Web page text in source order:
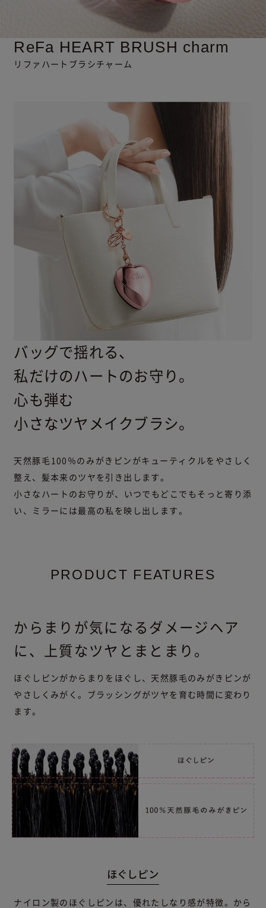
ReFa HEART BRUSH charm
リファハートブラシチャーム
バッグで揺れる、
私だけのハートのお守り。
心も弾む
小さなツヤメイクブラシ。
天然豚毛100％のみがきピンがキューティクルをやさしく
整え、
髪本来のツヤを引き出します。
小さなハートのお守りが、いつでもどこでもそっと寄り添
い、
ミラーには最高の私を映し出します。
PRODUCT FEATURES
からまりが気になるダメージヘア
に、上質なツヤとまとまり。
ほぐしピンがからまりをほぐし、天然豚毛のみがきピンが
やさしくみがく。ブラッシングがツヤを育む時間に変わり
ます。
ほぐしピン
ナイロン製のほぐしピンは、優れたしなり感が特徴。から